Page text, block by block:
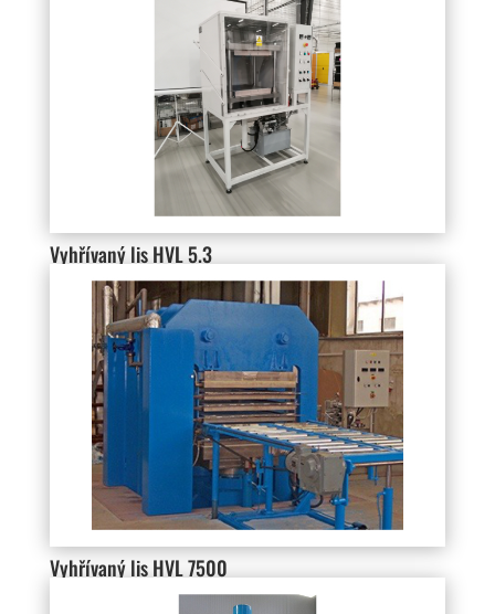
Vyhřívaný lis HVL 5.3
Vyhřívaný lis HVL 7500